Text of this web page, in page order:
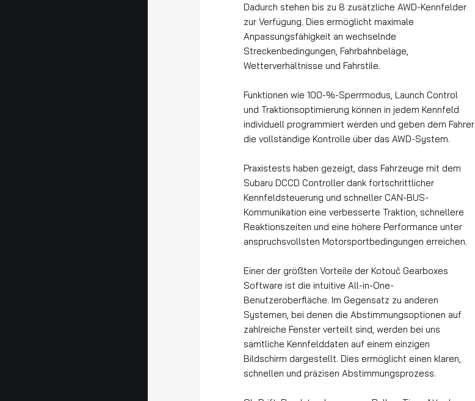
Dadurch stehen bis zu 8 zusätzliche AWD-Kennfelder
zur Verfügung. Dies ermöglicht maximale
Anpassungsfähigkeit an wechselnde
Streckenbedingungen, Fahrbahnbeläge,
Wetterverhältnisse und Fahrstile.
Funktionen wie 100-%-Sperrmodus, Launch Control
und Traktionsoptimierung können in jedem Kennfeld
individuell programmiert werden und geben dem Fahrer
die vollständige Kontrolle über das AWD-System.
Praxistests haben gezeigt, dass Fahrzeuge mit dem
Subaru DCCD Controller dank fortschrittlicher
Kennfeldsteuerung und schneller CAN-BUS-
Kommunikation eine verbesserte Traktion, schnellere
Reaktionszeiten und eine höhere Performance unter
anspruchsvollsten Motorsportbedingungen erreichen.
Einer der größten Vorteile der Kotouč Gearboxes
Software ist die intuitive All-in-One-
Benutzeroberfläche. Im Gegensatz zu anderen
Systemen, bei denen die Abstimmungsoptionen auf
zahlreiche Fenster verteilt sind, werden bei uns
sämtliche Kennfelddaten auf einem einzigen
Bildschirm dargestellt. Dies ermöglicht einen klaren,
schnellen und präzisen Abstimmungsprozess.